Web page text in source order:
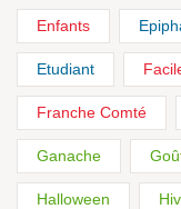
Enfants
Etudiant
Franche Comté
Ganache
Halloween